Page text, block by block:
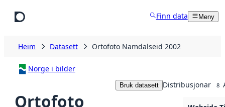
Finn data Meny
Heim Datasett Ortofoto Namdalseid 2002
Norge i bilder
Ortofoto
Bruk datasett Distribusjonar 8